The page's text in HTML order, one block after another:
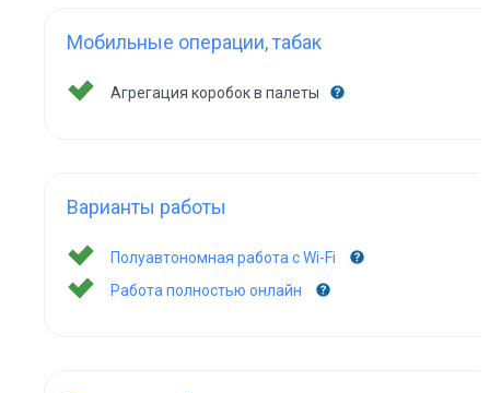
Мобильные операции, табак
Агрегация коробок в палеты
Варианты работы
Полуавтономная работа с Wi-Fi
Работа полностью онлайн